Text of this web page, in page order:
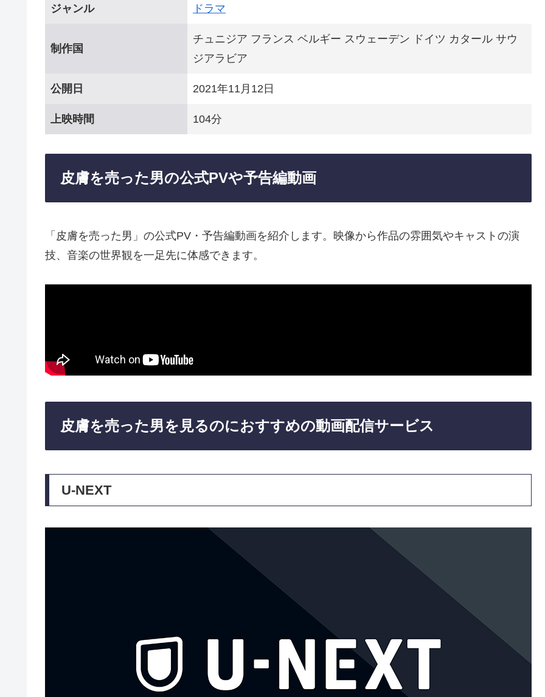
ジャンル ドラマ
制作国
チュニジア フランス ベルギー スウェーデン ドイツ カタール サウ
ジアラビア
公開日 2021年11月12日
上映時間 104分
皮膚を売った男の公式PVや予告編動画
「皮膚を売った男」の公式PV・予告編動画を紹介します。映像から作品の雰囲気やキャストの演
技、音楽の世界観を一足先に体感できます。
皮膚を売った男を見るのにおすすめの動画配信サービス
U-NEXT